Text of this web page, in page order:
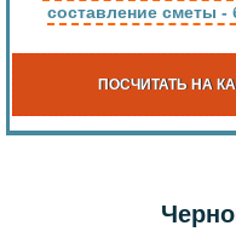
составление сметы -
ПОСЧИТАТЬ НА